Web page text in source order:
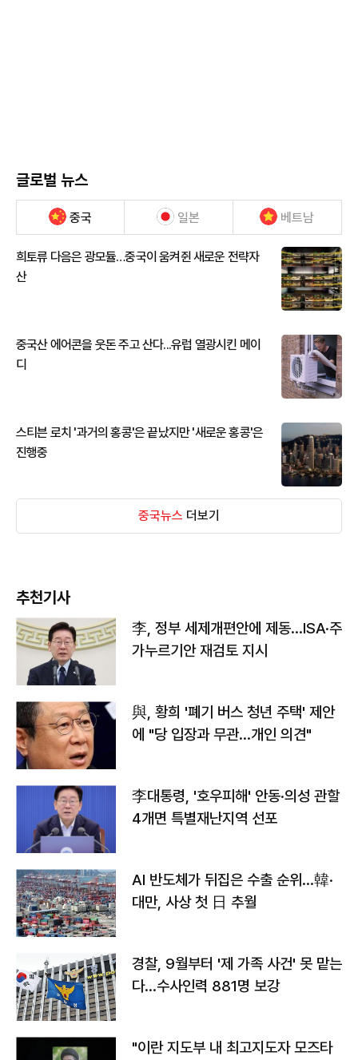
글로벌 뉴스
중국 일본 베트남
희토류 다음은 광모듈…중국이 움켜쥔 새로운 전략자
산
중국산 에어콘을 웃돈 주고 산다...유럽 열광시킨 메이
디
스티븐 로치 '과거의 홍콩'은 끝났지만 '새로운 홍콩'은
진행중
중국뉴스 더보기
추천기사
李, 정부 세제개편안에 제동…ISA·주
가누르기안 재검토 지시
與, 황희 '폐기 버스 청년 주택' 제안
에 "당 입장과 무관…개인 의견"
李대통령, '호우피해' 안동·의성 관할
4개면 특별재난지역 선포
AI 반도체가 뒤집은 수출 순위…韓·
대만, 사상 첫 日 추월
경찰, 9월부터 '제 가족 사건' 못 맡는
다…수사인력 881명 보강
"이란 지도부 내 최고지도자 모즈타